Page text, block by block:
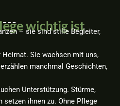
wichtig ist
– sie sind stille Begleiter,
Heimat. Sie wachsen mit uns,
manchmal Geschichten,
Unterstützung. Stürme,
ihnen zu. Ohne Pflege